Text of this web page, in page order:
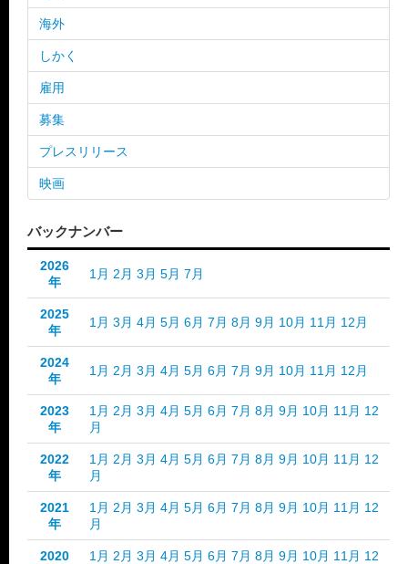
海外
しかく
雇用
募集
プレスリリース
映画
バックナンバー
2026
年
1月 2月 3月 5月 7月
2025
年
1月 3月 4月 5月 6月 7月 8月 9月 10月 11月 12月
2024
年
1月 2月 3月 4月 5月 6月 7月 9月 10月 11月 12月
2023
年
1月 2月 3月 4月 5月 6月 7月 8月 9月 10月 11月 12
月
2022
年
1月 2月 3月 4月 5月 6月 7月 8月 9月 10月 11月 12
月
2021
年
1月 2月 3月 4月 5月 6月 7月 8月 9月 10月 11月 12
月
2020
1月 2月 3月 4月 5月 6月 7月 8月 9月 10月 11月 12